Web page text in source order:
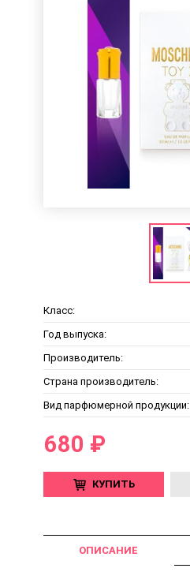
Класс:
Год выпуска:
Производитель:
Страна производитель:
Вид парфюмерной продукции:
680 ₽
КУПИТЬ
ОПИСАНИЕ